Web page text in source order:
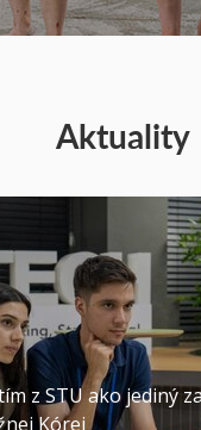
Aktuality
z STU ako jediný
Kórei